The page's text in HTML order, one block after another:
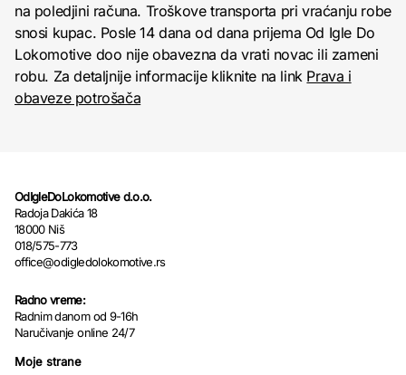
na poledjini računa. Troškove transporta pri vraćanju robe
snosi kupac. Posle 14 dana od dana prijema Od Igle Do
Lokomotive doo nije obavezna da vrati novac ili zameni
robu. Za detaljnije informacije kliknite na link Prava i
obaveze potrošača
OdIgleDoLokomotive d.o.o.
Radoja Dakića 18
18000 Niš
018/575-773
office@odigledolokomotive.rs
Radno vreme:
Radnim danom od 9-16h
Naručivanje online 24/7
Moje strane